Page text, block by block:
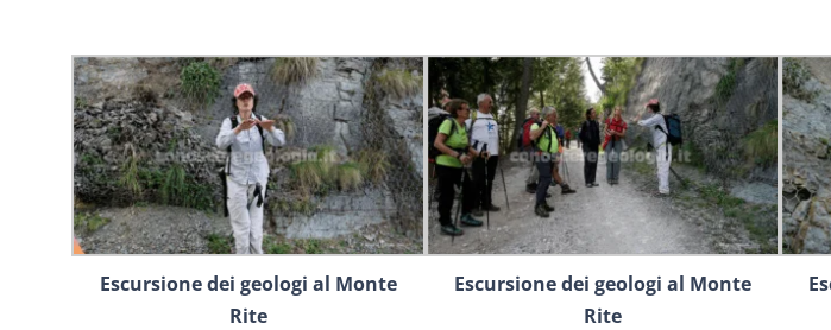
Escursione dei geologi al Monte
Rite
Escursione dei geologi al Monte
Rite